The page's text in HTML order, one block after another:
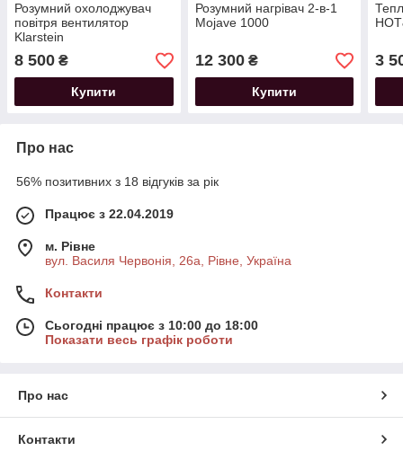
Розумний охолоджувач
повітря вентилятор
Klarstein
8 500 ₴
Купити
Розумний нагрівач 2-в-1
Mojave 1000
12 300₴
Купити
3
Про нас
56% позитивних з 18 відгуків за рік
Працює з 22.04.2019
м. Рівне
вул. Василя Червонія, 26а, Рівне, Україна
Контакти
Сьогодні працює з 10:00 до 18:00
Показати весь графік роботи
Про нас
Контакти